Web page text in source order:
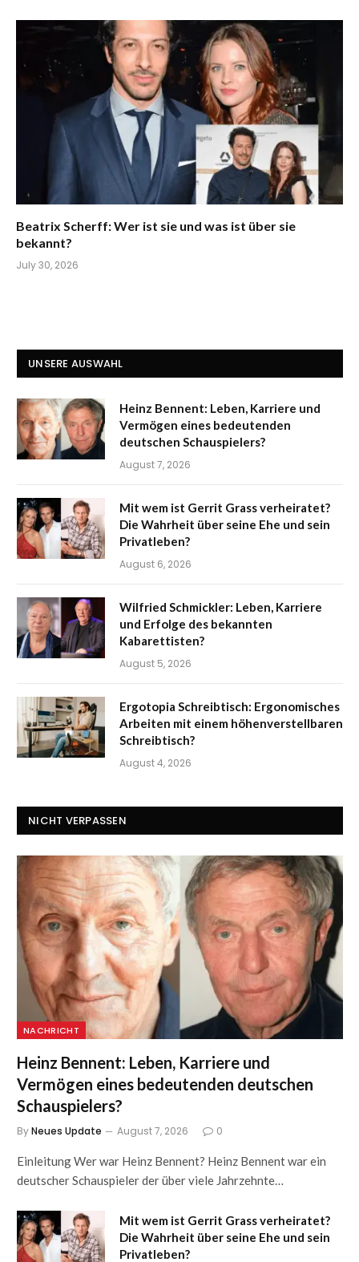
Beatrix Scherff: Wer ist sie und was ist über sie
bekannt?
July 30, 2026
UNSERE AUSWAHL
Heinz Bennent: Leben, Karriere und
Vermögen eines bedeutenden
deutschen Schauspielers?
August 7, 2026
Mit wem ist Gerrit Grass verheiratet?
Die Wahrheit über seine Ehe und sein
Privatleben?
August 6, 2026
Wilfried Schmickler: Leben, Karriere
und Erfolge des bekannten
Kabarettisten?
August 5, 2026
Ergotopia Schreibtisch: Ergonomisches
Arbeiten mit einem höhenverstellbaren
Schreibtisch?
August 4, 2026
NICHT VERPASSEN
NACHRICHT
Heinz Bennent: Leben, Karriere und
Vermögen eines bedeutenden deutschen
Schauspielers?
ByNeues Update August 7, 2026 0
Einleitung Wer war Heinz Bennent? Heinz Bennent war ein
deutscher Schauspieler der über viele Jahrzehnte…
Mit wem ist Gerrit Grass verheiratet?
Die Wahrheit über seine Ehe und sein
Privatleben?